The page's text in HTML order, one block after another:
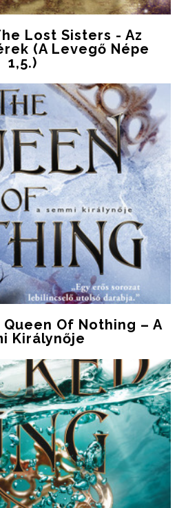
Lost Sisters - Az
(A Levegő Népe
1,5.)
Of Nothing – A
Királynője